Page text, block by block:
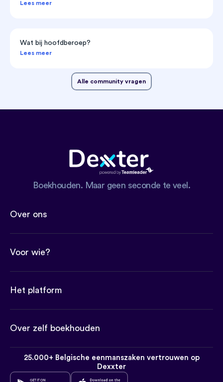
Lees meer
Wat bij hoofdberoep?
Lees meer
Alle community vragen
Boekhouden. Maar geen seconde te veel.
Over ons
Voor wie?
Het platform
Over zelf boekhouden
25.000+ Belgische eenmanszaken vertrouwen op
Dexxter